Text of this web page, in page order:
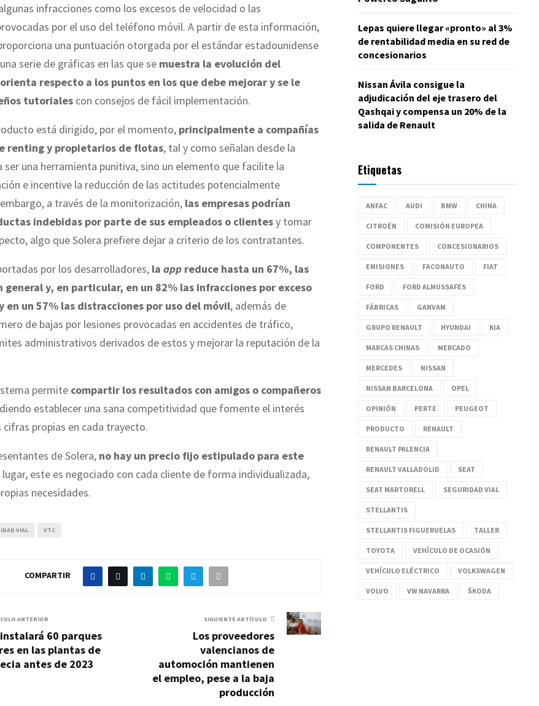
infracciones como los excesos de velocidad o las
por el uso del teléfono móvil. A partir de esta información,
una puntuación otorgada por el estándar estadounidense
serie de gráficas en las que se muestra la evolución del
respecto a los puntos en los que debe mejorar y se le
tutoriales con consejos de fácil implementación.
está dirigido, por el momento, principalmente a compañías
renting y propietarios de flotas, tal y como señalan desde la
ser una herramienta punitiva, sino un elemento que facilite la
e incentive la reducción de las actitudes potencialmente
a través de la monitorización, las empresas podrían
indebidas por parte de sus empleados o clientesy tomar
algo que Solera prefiere dejar a criterio de los contratantes.
por los desarrolladores, la app reduce hasta un 67%, las
general y, en particular, en un 82% las infracciones por exceso
en un 57% las distracciones por uso del móvil, además de
de bajas por lesiones provocadas en accidentes de tráfico,
administrativos derivados de estos y mejorar la reputación de la
permite compartir los resultados con amigos o compañeros
establecer una sana competitividad que fomente el interés
cifras propias en cada trayecto.
de Solera, no hay un precio fijo estipulado para este
lugar, este es negociado con cada cliente de forma individualizada,
necesidades.
VIAL VTC
COMPARTIR
ANTERIOR
instalará 60 parques
en las plantas de
antes de 2023
SIGUIENTE ARTÍCULO
Los proveedores
valencianos de
automoción mantienen
el empleo, pese a la baja
producción
Lepas quiere llegar «pronto» al 3%
de rentabilidad media en su red de
concesionarios
Nissan Ávila consigue la
adjudicación del eje trasero del
Qashqai y compensa un 20% de la
salida de Renault
Etiquetas
ANFAC AUDI BMW CHINA
CITROËN COMISIÓN EUROPEA
COMPONENTES CONCESIONARIOS
EMISIONES FACONAUTO FIAT
FORD FORD ALMUSSAFES
FÁBRICAS GANVAM
GRUPO RENAULT HYUNDAI KIA
MARCAS CHINAS MERCADO
MERCEDES NISSAN
NISSAN BARCELONA OPEL
OPINIÓN PERTE PEUGEOT
PRODUCTO RENAULT
RENAULT PALENCIA
RENAULT VALLADOLID SEAT
SEAT MARTORELL SEGURIDAD VIAL
STELLANTIS
STELLANTIS FIGUERUELAS TALLER
TOYOTA VEHÍCULO DE OCASIÓN
VEHÍCULO ELÉCTRICO VOLKSWAGEN
VOLVO VW NAVARRA ŠKODA